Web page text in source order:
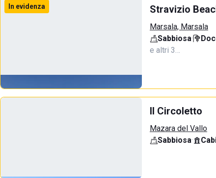
In evidenza Stravizio
Marsala, Marsala
Sabbiosa·
e altri 3…
Il Circoletto
Mazara del Vallo
Sabbiosa·